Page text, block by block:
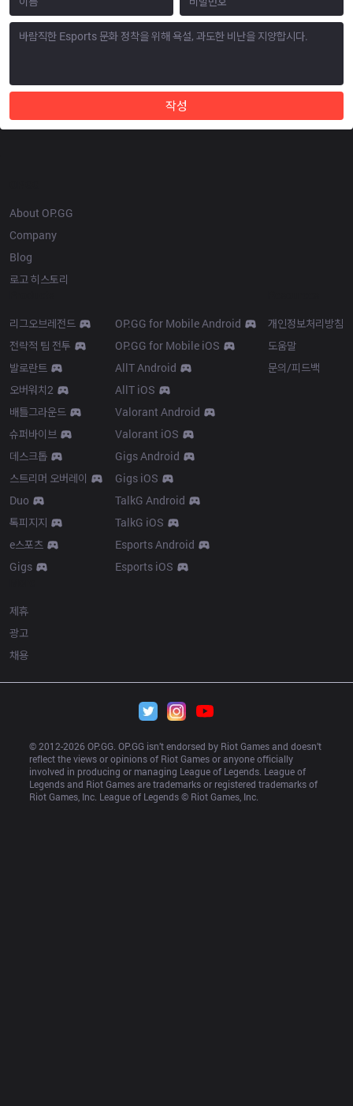
작성
About OP.GG
Company
Blog
로고 히스토리
리그오브레전드
전략적 팀 전투
발로란트
오버워치2
배틀그라운드
슈퍼바이브
데스크톱
스트리머 오버레이
Duo
톡피지지
e스포츠
Gigs
OP.GG for Mobile Android
OP.GG for Mobile iOS
AllT Android
AllT iOS
Valorant Android
Valorant iOS
Gigs Android
Gigs iOS
TalkG Android
TalkG iOS
Esports Android
Esports iOS
개인정보처리방침
도움말
문의/피드백
제휴
광고
채용
© 2012-2026 OP.GG. OP.GG isn’t endorsed by Riot Games and doesn’t
reflect the views or opinions of Riot Games or anyone officially
involved in producing or managing League of Legends. League of
Legends and Riot Games are trademarks or registered trademarks of
Riot Games, Inc. League of Legends © Riot Games, Inc.